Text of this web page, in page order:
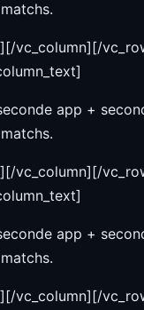
vc_column][/
app +
vc_column][/
app +
vc_column][/